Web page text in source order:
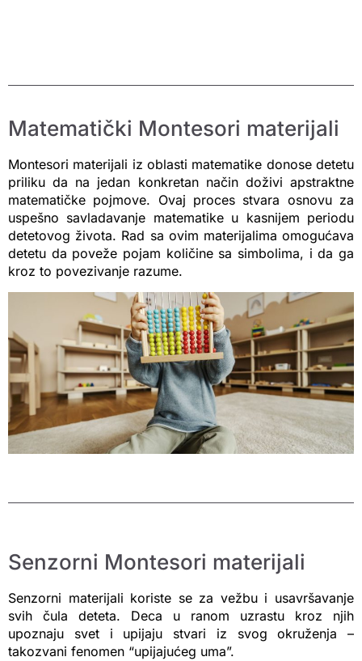
Matematički Montesori materijali
Montesori materijali iz oblasti matematike donose detetu
priliku da na jedan konkretan način doživi apstraktne
matematičke pojmove. Ovaj proces stvara osnovu za
uspešno savladavanje matematike u kasnijem periodu
detetovog života. Rad sa ovim materijalima omogućava
detetu da poveže pojam količine sa simbolima, i da ga
kroz to povezivanje razume.
Senzorni Montesori materijali
Senzorni materijali koriste se za vežbu i usavršavanje
svih čula deteta. Deca u ranom uzrastu kroz njih
upoznaju svet i upijaju stvari iz svog okruženja –
takozvani fenomen “upijajućeg uma”.